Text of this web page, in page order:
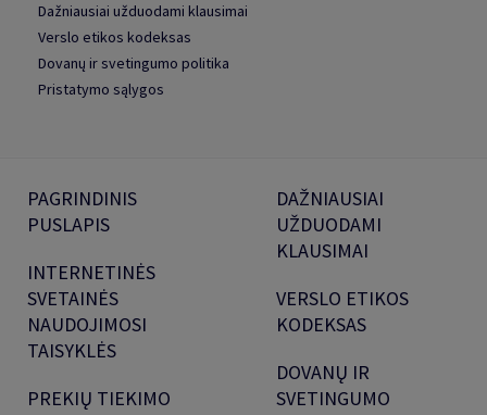
Dažniausiai užduodami klausimai
Verslo etikos kodeksas
Dovanų ir svetingumo politika
Pristatymo sąlygos
PAGRINDINIS
PUSLAPIS
INTERNETINĖS
SVETAINĖS
NAUDOJIMOSI
TAISYKLĖS
PREKIŲ TIEKIMO
DAŽNIAUSIAI
UŽDUODAMI
KLAUSIMAI
VERSLO ETIKOS
KODEKSAS
DOVANŲ IR
SVETINGUMO